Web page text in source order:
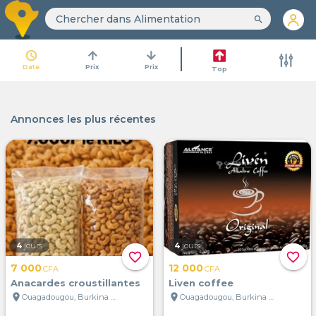
search
access_time
Date
arrow_upward
Prix
arrow_downward
Prix Top
Annonces les plus récentes
favorite_border
4 jours
7 000CFA
Anacardes croustillantes
location_on
Ouagadougou, Burkina Faso
favorite_border
4 jours
12 000CFA
Liven coffee
location_on
Ouagadougou, Burkina Faso